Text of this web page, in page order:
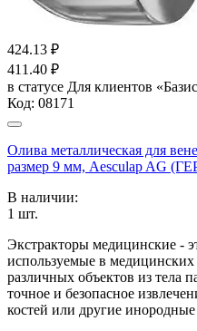
424.13 ₽
411.40 ₽
в статусе Для клиентов
Код: 08171
Олива металлическая для
размер 9 мм, Aesculap AG
В наличии:
1 шт.
Экстракторы медицинские -
используемые в медицинских
различных объектов из тела
точное и безопасное
костей или другие инородные